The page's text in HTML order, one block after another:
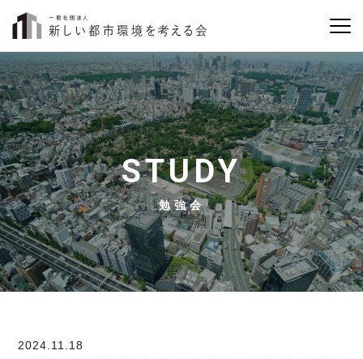
STUDY
勉強会
2024.11.18